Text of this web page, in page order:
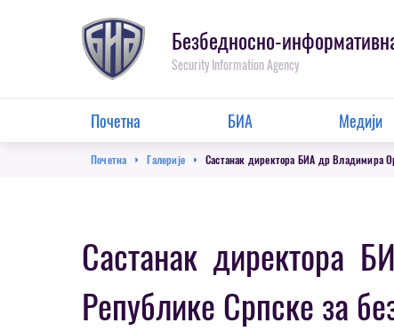
Безбедносно-
Security Information Agency
Main
Menu
Почетна БИА Медији
Breadcrumb
Почетна Галерије Састанак директора БИА др Владимира
Састанак директора
Републике Српске за